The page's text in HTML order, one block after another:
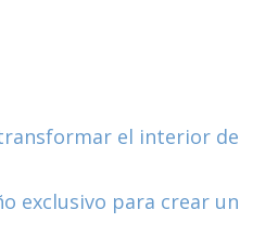
el interior de
exclusivo para crear un